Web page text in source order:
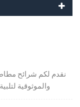
نقدم لكم شرائح
والموثوقية